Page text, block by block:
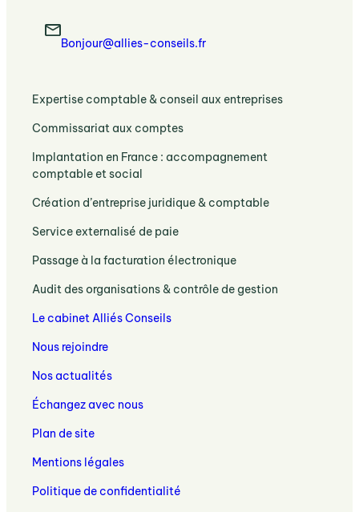
Bonjour@allies-conseils.fr
Expertise comptable & conseil aux entreprises
:
comptable
accompagnement
stratégique
pour
entreprises
Commissariat aux comptes
:
aux
comptes
obligations
légales
accompagnement
Implantation en France : accompagnement
comptable et social
:
Expertise
et
dédiée
aux
sociétés
étrangères
France
Création d’entreprise juridique & comptable
:
juridique
comptable
pour
votre
Service externalisé de paie
:
de
paie
et
sociale
entreprises
Passage à la facturation électronique
:
à
facturation
électronique
votre
comptable
Lille
Audit des organisations & contrôle de gestion
:
des
et
solutions
contrôle
gestion
Le cabinet Alliés Conseils
Nous rejoindre
Nos actualités
Échangez avec nous
Plan de site
Mentions légales
Politique de confidentialité